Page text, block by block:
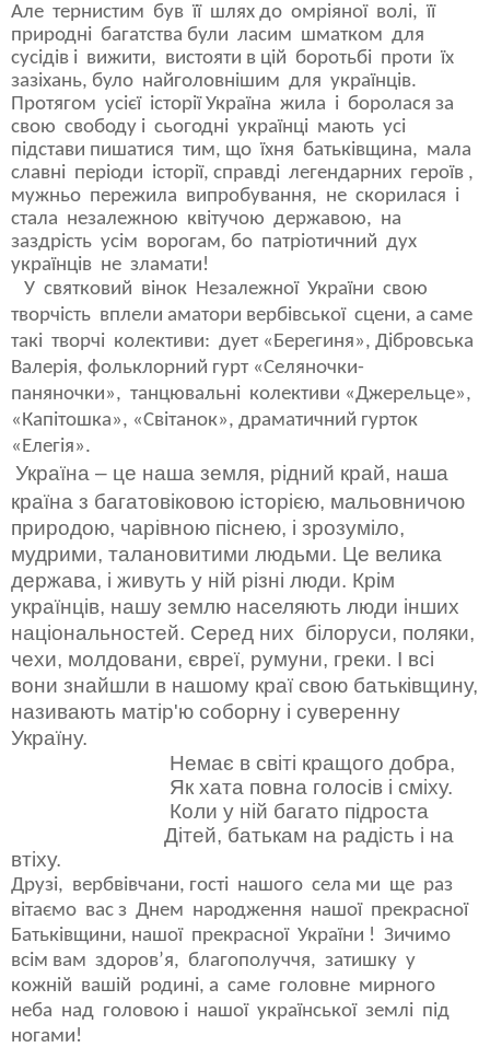
Але тернистим був її шлях до омріяної волі, її
природні багатства були ласим шматком для
сусідів і вижити, вистояти в цій боротьбі проти їх
зазіхань, було найголовнішим для українців.
Протягом усієї історії Україна жила і боролася за
свою свободу і сьогодні українці мають усі
підстави пишатися тим, що їхня батьківщина, мала
славні періоди історії, справді легендарних героїв ,
мужньо пережила випробування, не скорилася і
стала незалежною квітучою державою, на
заздрість усім ворогам, бо патріотичний дух
українців не зламати!
У святковий вінок Незалежної України свою
творчість вплели аматори вербівської сцени, а саме
такі творчі колективи: дует «Берегиня», Дібровська
Валерія, фольклорний гурт «Селяночки-
паняночки», танцювальні колективи «Джерельце»,
«Капітошка», «Світанок», драматичний гурток
«Елегія».
Україна – це наша земля, рідний край, наша
країна з багатовіковою історією, мальовничою
природою, чарівною піснею, і зрозуміло,
мудрими, талановитими людьми. Це велика
держава, і живуть у ній різні люди. Крім
українців, нашу землю населяють люди інших
національностей. Серед них білоруси, поляки,
чехи, молдовани, євреї, румуни, греки. І всі
вони знайшли в нашому краї свою батьківщину,
називають матір'ю соборну і суверенну
Україну.
Немає в світі кращого добра,
Як хата повна голосів і сміху.
Коли у ній багато підроста
Дітей, батькам на радість і на
втіху.
Друзі, вербвівчани, гості нашого села ми ще раз
вітаємо вас з Днем народження нашої прекрасної
Батьківщини, нашої прекрасної України ! Зичимо
всім вам здоров’я, благополуччя, затишку у
кожній вашій родині, а саме головне мирного
неба над головою і нашої української землі під
ногами!